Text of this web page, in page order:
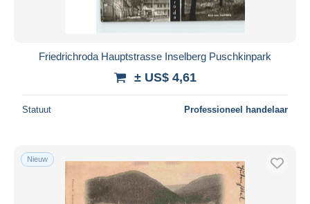
Friedrichroda Hauptstrasse Inselberg Puschkinpark
± US$ 4,61
Statuut Professioneel handelaar
Nieuw